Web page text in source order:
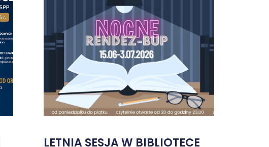
LETNIA SESJA W BIBLIOTECE